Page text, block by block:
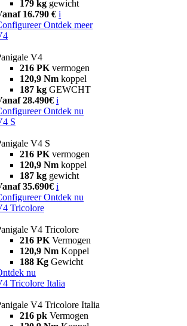
179 kg gewicht
16.790 € i
Ontdek meer
V4
216 PK vermogen
120,9 Nm koppel
187 kg GEWCHT
28.490€ i
Ontdek nu
S
V4 S
216 PK vermogen
120,9 Nm koppel
187 kg gewicht
35.690€ i
Ontdek nu
Tricolore
V4 Tricolore
216 PK Vermogen
120,9 Nm Koppel
188 Kg Gewicht
nu
Tricolore Italia
V4 Tricolore Italia
216 pk Vermogen